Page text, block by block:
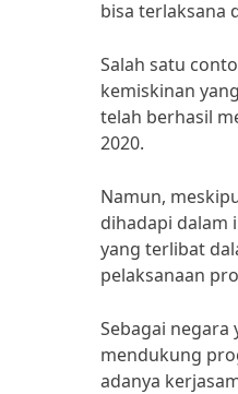
bisa terlaksana
Salah satu
kemiskinan
telah berhasil
2020.
Namun,
dihadapi dalam
yang terlibat
pelaksanaan
Sebagai
mendukung
adanya